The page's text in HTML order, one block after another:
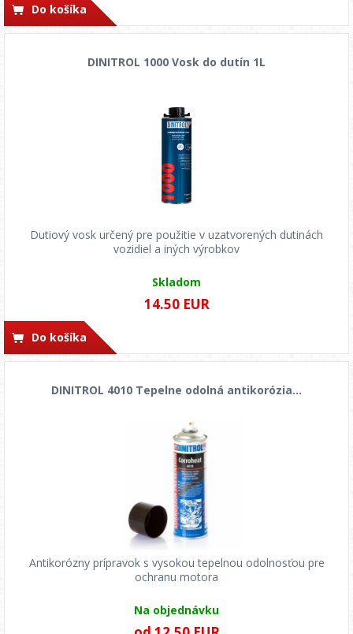
Do košíka
DINITROL 1000 Vosk do dutín 1L
Dutiový vosk určený pre použitie v uzatvorených dutinách
vozidiel a iných výrobkov
Skladom
14.50 EUR
Do košíka
DINITROL 4010 Tepelne odolná antikorózia...
Antikorózny prípravok s vysokou tepelnou odolnosťou pre
ochranu motora
Na objednávku